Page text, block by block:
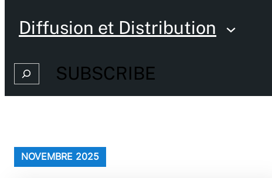
Diffusion et Distribution
SearchSUBSCRIBE
NOVEMBRE 2025